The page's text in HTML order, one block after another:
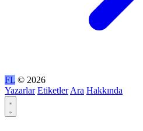
FL © 2026
Yazarlar Etiketler Ara Hakkında